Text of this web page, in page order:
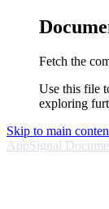
Fetch the
Use this file
exploring
Skip to main
AppSignal